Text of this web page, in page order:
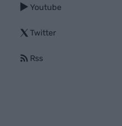
Youtube
Twitter
Rss